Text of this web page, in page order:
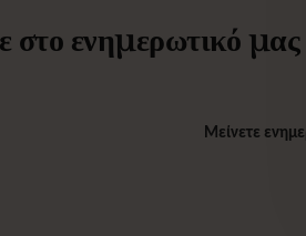
στο ενημερωτικό μας
Μείνετε